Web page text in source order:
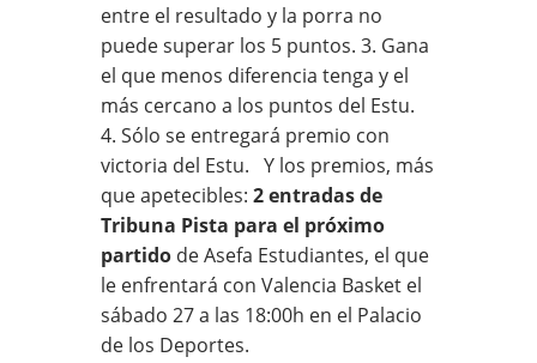
entre el resultado y la porra no
puede superar los 5 puntos. 3. Gana
el que menos diferencia tenga y el
más cercano a los puntos del Estu.
4. Sólo se entregará premio con
victoria del Estu. Y los premios, más
que apetecibles: 2 entradas de
Tribuna Pista para el próximo
partido de Asefa Estudiantes, el que
le enfrentará con Valencia Basket el
sábado 27 a las 18:00h en el Palacio
de los Deportes.